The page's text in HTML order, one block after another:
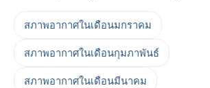
สภาพอากาศในเดือนมกราคม
สภาพอากาศในเดือนกุมภาพันธ์
สภาพอากาศในเดือนมีนาคม